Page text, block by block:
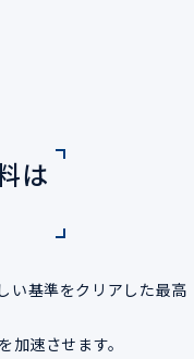
は
い基準をクリアした最高
速させます。